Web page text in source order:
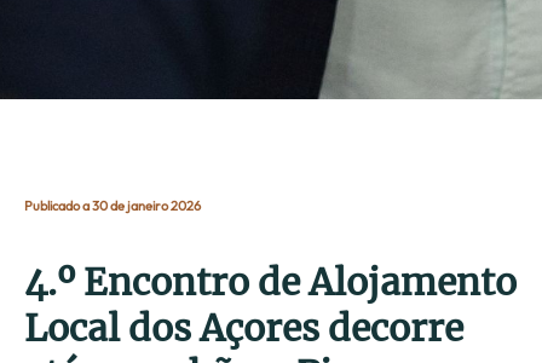
Publicado a 30 de janeiro 2026
4.º Encontro de Alojamento
Local dos Açores decorre